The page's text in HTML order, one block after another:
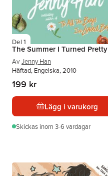
Del 1
The Summer I Turned Pretty
Av Jenny Han
Häftad, Engelska, 2010
199 kr
Lägg i varukorg
Skickas inom 3-6 vardagar